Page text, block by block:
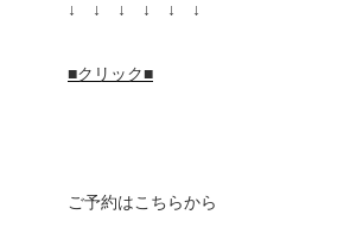
↓ ↓ ↓ ↓ ↓ ↓
■クリック■
ご予約はこちらから